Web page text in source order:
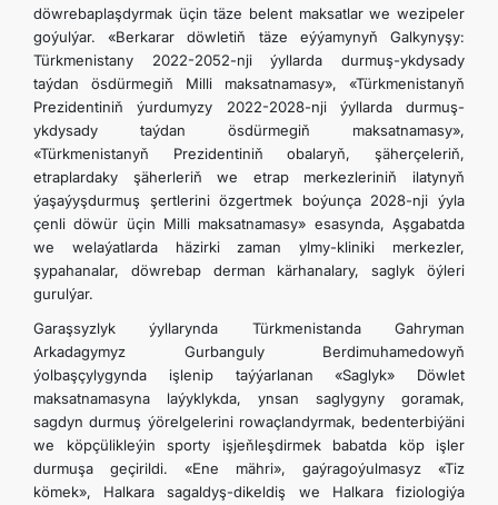
DIM
ARAGATNAŞYK
döwrebaplaşdyrmak üçin täze belent maksatlar we wezipeler
goýulýar. «Berkarar döwletiň täze eýýamynyň Galkynyşy:
Türkmenistany 2022-2052-nji ýyllarda durmuş-ykdysady
taýdan ösdürmegiň Milli maksatnamasy», «Türkmenistanyň
Prezidentiniň ýurdumyzy 2022-2028-nji ýyllarda durmuş-
ykdysady taýdan ösdürmegiň maksatnamasy»,
«Türkmenistanyň Prezidentiniň obalaryň, şäherçeleriň,
etraplardaky şäherleriň we etrap merkezleriniň ilatynyň
ýaşaýyşdurmuş şertlerini özgertmek boýunça 2028-nji ýyla
çenli döwür üçin Milli maksatnamasy» esasynda, Aşgabatda
we welaýatlarda häzirki zaman ylmy-kliniki merkezler,
şypahanalar, döwrebap derman kärhanalary, saglyk öýleri
gurulýar.
Garaşsyzlyk ýyllarynda Türkmenistanda Gahryman
Arkadagymyz Gurbanguly Berdimuhamedowyň
ýolbaşçylygynda işlenip taýýarlanan «Saglyk» Döwlet
maksatnamasyna laýyklykda, ynsan saglygyny goramak,
sagdyn durmuş ýörelgelerini rowaçlandyrmak, bedenterbiýäni
we köpçülikleýin sporty işjeňleşdirmek babatda köp işler
durmuşa geçirildi. «Ene mähri», gaýragoýulmasyz «Tiz
kömek», Halkara sagaldyş-dikeldiş we Halkara fiziologiýa